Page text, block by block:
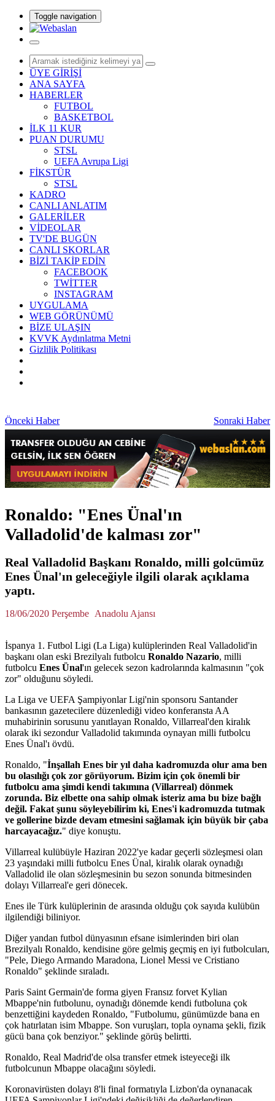
Toggle navigation
ÜYE GİRİŞİ
ANA SAYFA
HABERLER
FUTBOL
BASKETBOL
İLK 11 KUR
PUAN DURUMU
STSL
UEFA Avrupa Ligi
FİKSTÜR
STSL
KADRO
CANLI ANLATIM
GALERİLER
VİDEOLAR
TV'DE BUGÜN
CANLI SKORLAR
BİZİ TAKİP EDİN
FACEBOOK
TWİTTER
INSTAGRAM
UYGULAMA
WEB GÖRÜNÜMÜ
BİZE ULAŞIN
KVVK Aydınlatma Metni
Gizlilik Politikası
Önceki Haber Sonraki Haber
Ronaldo: "Enes Ünal'ın
Valladolid'de kalması zor"
Real Valladolid Başkanı Ronaldo, milli golcümüz
Enes Ünal'ın geleceğiyle ilgili olarak açıklama
yaptı.
18/06/2020 Perşembe Anadolu Ajansı
İspanya 1. Futbol Ligi (La Liga) kulüplerinden Real Valladolid'in
başkanı olan eski Brezilyalı futbolcu Ronaldo Nazario, milli
futbolcu Enes Ünal'ın gelecek sezon kadrolarında kalmasının "çok
zor" olduğunu söyledi.
La Liga ve UEFA Şampiyonlar Ligi'nin sponsoru Santander
bankasının gazetecilere düzenlediği video konferansta AA
muhabirinin sorusunu yanıtlayan Ronaldo, Villarreal'den kiralık
olarak iki sezondur Valladolid takımında oynayan milli futbolcu
Enes Ünal'ı övdü.
Ronaldo, "İnşallah Enes bir yıl daha kadromuzda olur ama ben
bu olasılığı çok zor görüyorum. Bizim için çok önemli bir
futbolcu ama şimdi kendi takımına (Villarreal) dönmek
zorunda. Biz elbette ona sahip olmak isteriz ama bu bize bağlı
değil. Fakat şunu söyleyebilirim ki, Enes'i kadromuzda tutmak
ve gollerine bizde devam etmesini sağlamak için büyük bir çaba
harcayacağız." diye konuştu.
Villarreal kulübüyle Haziran 2022'ye kadar geçerli sözleşmesi olan
23 yaşındaki milli futbolcu Enes Ünal, kiralık olarak oynadığı
Valladolid ile olan sözleşmesinin bu sezon sonunda bitmesinden
dolayı Villarreal'e geri dönecek.
Enes ile Türk kulüplerinin de arasında olduğu çok sayıda kulübün
ilgilendiği biliniyor.
Diğer yandan futbol dünyasının efsane isimlerinden biri olan
Brezilyalı Ronaldo, kendisine göre gelmiş geçmiş en iyi futbolcuları,
"Pele, Diego Armando Maradona, Lionel Messi ve Cristiano
Ronaldo" şeklinde sıraladı.
Paris Saint Germain'de forma giyen Fransız forvet Kylian
Mbappe'nin futbolunu, oynadığı dönemde kendi futboluna çok
benzettiğini kaydeden Ronaldo, "Futbolumu, günümüzde bana en
çok hatırlatan isim Mbappe. Son vuruşları, topla oynama şekli, fizik
gücü bana çok benziyor." şeklinde görüş belirtti.
Ronaldo, Real Madrid'de olsa transfer etmek isteyeceği ilk
futbolcunun Mbappe olacağını söyledi.
Koronavirüsten dolayı 8'li final formatıyla Lizbon'da oynanacak